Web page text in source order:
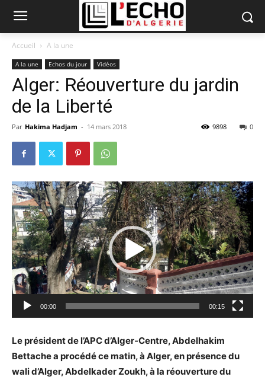
Accueil A la une
A la une Echos du jour Vidéos
Alger: Réouverture du jardin
de la Liberté
Par Hakima Hadjam - 14 mars 2018 0
9898
Lecteur
vidéo
00:00 00:15
Le président de l’APC d’Alger-Centre, Abdelhakim
Bettache a procédé ce matin, à Alger, en présence du
wali d’Alger, Abdelkader Zoukh, à la réouverture du